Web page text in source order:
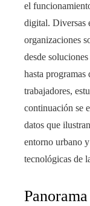
el
digital. Diversas
organizaciones
desde
hasta
trabajadores,
continuación se
datos que
entorno urbano
tecnológicas de